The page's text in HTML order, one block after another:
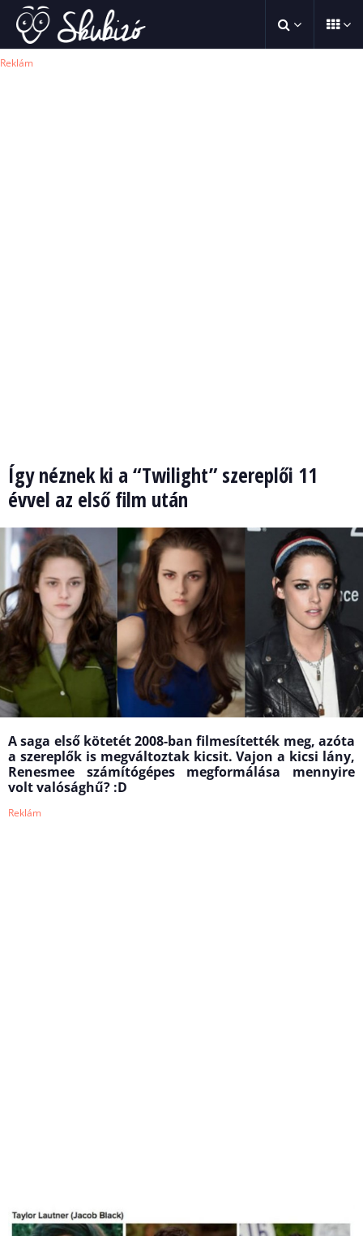
Reklám
Így néznek ki a “Twilight” szereplői 11
évvel az első film után
A saga első kötetét 2008-ban filmesítették meg, azóta
a szereplők is megváltoztak kicsit. Vajon a kicsi lány,
Renesmee számítógépes megformálása mennyire
volt valósághű? :D
Reklám